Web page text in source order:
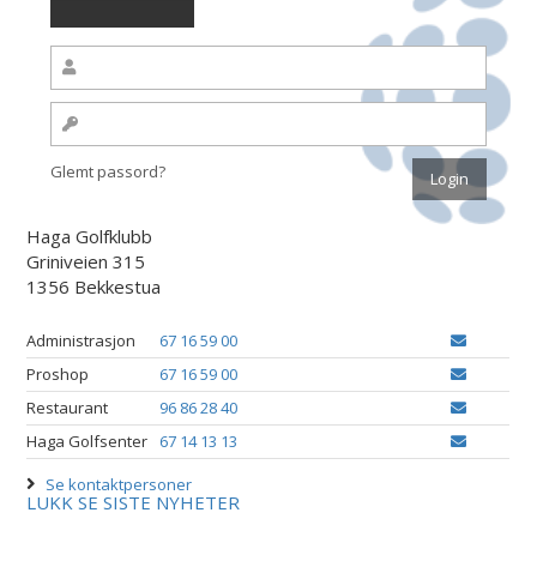
Glemt passord?
Haga Golfklubb
Griniveien 315
1356 Bekkestua
Administrasjon
67 16 59 00
Proshop
67 16 59 00
Restaurant
96 86 28 40
Haga Golfsenter
67 14 13 13
Se kontaktpersoner
LUKK SE SISTE NYHETER